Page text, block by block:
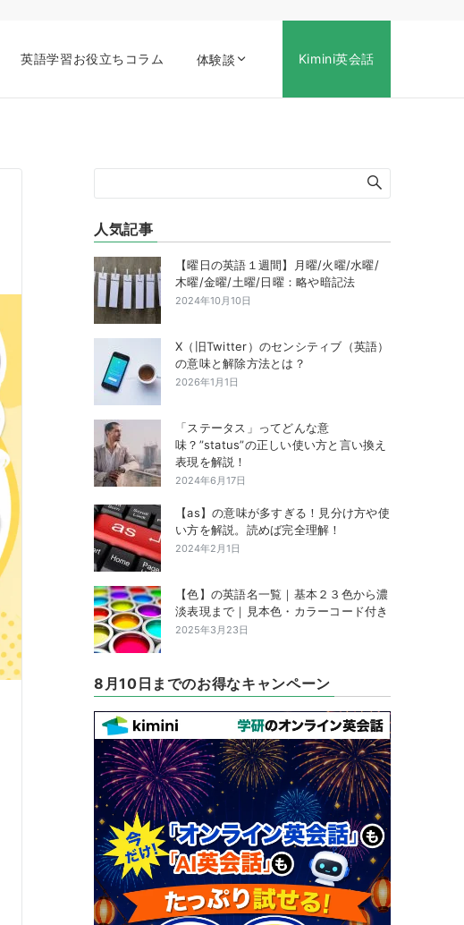
英語学習お役立ちコラム 体験談 Kimini英会話
人気記事
【曜日の英語１週間】月曜/火曜/水曜/
木曜/金曜/土曜/日曜：略や暗記法
2024年10月10日
X（旧Twitter）のセンシティブ（英語）
の意味と解除方法とは？
2026年1月1日
「ステータス」ってどんな意
味？”status”の正しい使い方と言い換え
表現を解説！
2024年6月17日
【as】の意味が多すぎる！見分け方や使
い方を解説。読めば完全理解！
2024年2月1日
【色】の英語名一覧｜基本２３色から濃
淡表現まで｜見本色・カラーコード付き
2025年3月23日
8月10日までのお得なキャンペーン